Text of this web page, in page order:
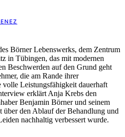
Börner Lebenswerks, dem Zentrum
in Tübingen, das mit modernen
Beschwerden auf den Grund geht
die am Rande ihrer
Leistungsfähigkeit dauerhaft
erklärt Anja Krebs den
Benjamin Börner und seinem
über den Ablauf der Behandlung und
nachhaltig verbessert wurde.